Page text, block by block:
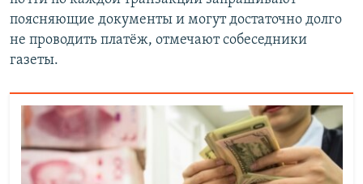
поясняющие документы и могут достаточно долго
не проводить платёж, отмечают собеседники
газеты.